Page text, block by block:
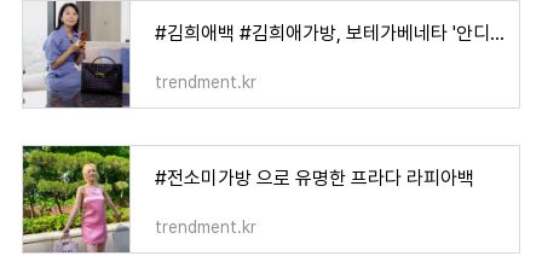
#김희애백 #김희애가방, 보테가베네타 '안디아모 백'
trendment.kr
#전소미가방 으로 유명한 프라다 라피아백
trendment.kr